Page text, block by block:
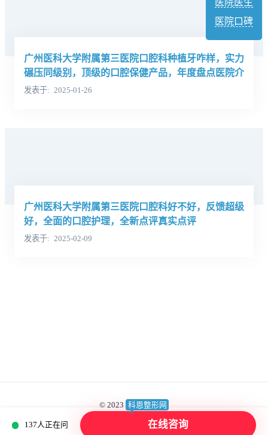
医院口碑
广州医科大学附属第三医院口腔科种植牙咋样，实力
碾压同级别，顶级的口腔保健产品，年度盘点医院介
绍
发表于 2025-01-26
广州医科大学附属第三医院口腔科好不好，反馈超级
好，全面的口腔护理，全新点评真实点评
发表于 2025-02-09
© 2023 科恩整形网
蜀ICP备2023018539号
版权所有：成都高新美呗医疗美容诊所有限公司
137人正在问 在线咨询